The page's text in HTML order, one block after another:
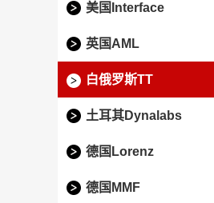
美国Interface
英国AML
白俄罗斯TT
土耳其Dynalabs
德国Lorenz
德国MMF